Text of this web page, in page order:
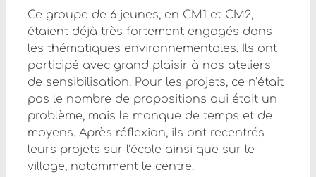
Ce groupe de 6 jeunes, en CM1 et CM2,
étaient déjà très fortement engagés dans
les thématiques environnementales. Ils ont
participé avec grand plaisir à nos ateliers
de sensibilisation. Pour les projets, ce n’était
pas le nombre de propositions qui était un
problème, mais le manque de temps et de
moyens. Après réflexion, ils ont recentrés
leurs projets sur l’école ainsi que sur le
village, notamment le centre.